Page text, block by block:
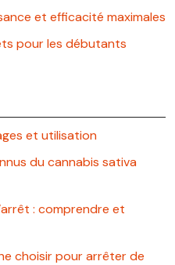
et efficacité maximales
pour les débutants
et utilisation
du cannabis sativa
: comprendre et
choisir pour arrêter de